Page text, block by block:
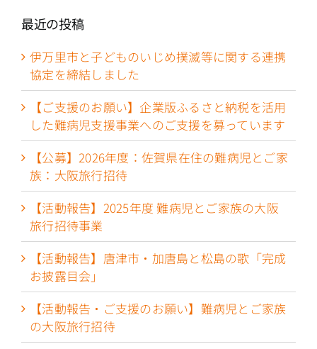
最近の投稿
伊万里市と子どものいじめ撲滅等に関する連携
協定を締結しました
【ご支援のお願い】企業版ふるさと納税を活用
した難病児支援事業へのご支援を募っています
【公募】2026年度：佐賀県在住の難病児とご家
族：大阪旅行招待
【活動報告】2025年度 難病児とご家族の大阪
旅行招待事業
【活動報告】唐津市・加唐島と松島の歌「完成
お披露目会」
【活動報告・ご支援のお願い】難病児とご家族
の大阪旅行招待